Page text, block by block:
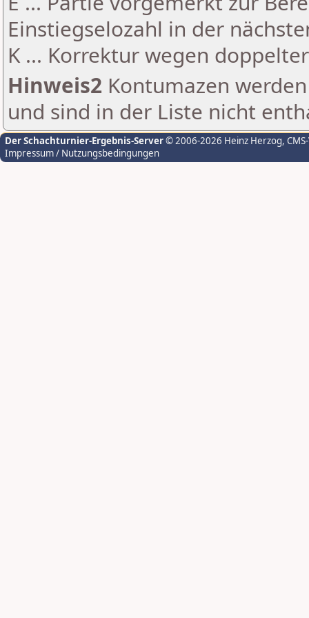
Einstiegselozahl in der
K ... Korrektur wegen
Hinweis2 Kontumazen
und sind in der Liste nicht
Der Schachturnier-Ergebnis-Server© 2006-2026 Heinz Herzog,
Impressum / Nutzungsbedingungen